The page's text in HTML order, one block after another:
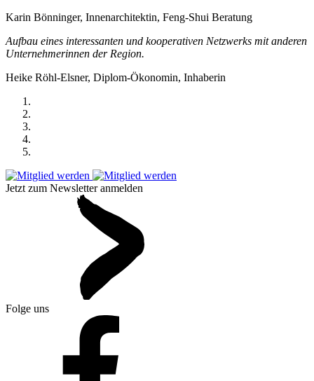
Karin Bönninger, Innenarchitektin, Feng-Shui Beratung
Aufbau eines interessanten und kooperativen Netzwerks mit anderen
Unternehmerinnen der Region.
Heike Röhl-Elsner, Diplom-Ökonomin, Inhaberin
Jetzt zum Newsletter anmelden
Folge uns